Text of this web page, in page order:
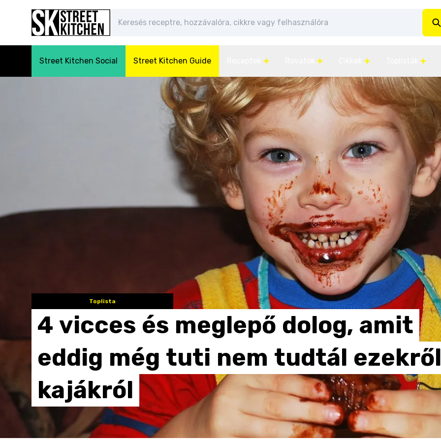
Street Kitchen Social Street Kitchen Guide
Toplista
4 vicces és meglepő dolog, amit
eddig még tuti nem tudtál ezekről
kajákról